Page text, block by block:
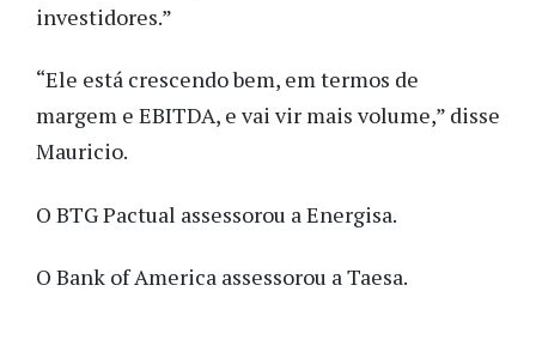
investidores.”
“Ele está crescendo bem, em termos de
margem e EBITDA, e vai vir mais volume,” disse
Mauricio.
O BTG Pactual assessorou a Energisa.
O Bank of America assessorou a Taesa.